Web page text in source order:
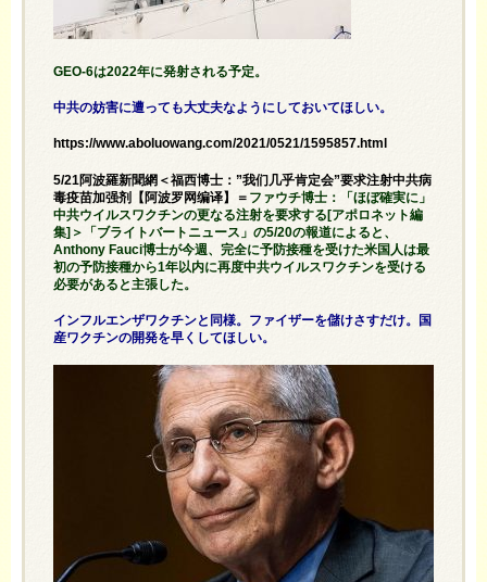
GEO-6は2022年に発射される予定。
中共の妨害に遭っても大丈夫なようにしておいてほしい。
https://www.aboluowang.com/2021/0521/1595857.html
5/21阿波羅新聞網＜福西博士：”我们几乎肯定会”要求注射中共病
毒疫苗加强剂【阿波罗网编译】＝ ファウチ博士：「ほぼ確実に」
中共ウイルスワクチンの更なる注射を要求する[アポロネット編
集]＞「ブライトバートニュース」の5/20の報道によると、
Anthony Fauci博士が今週、完全に予防接種を受けた米国人は最
初の予防接種から1年以内に再度中共ウイルスワクチンを受ける
必要があると主張した。
インフルエンザワクチンと同様。ファイザーを儲けさすだけ。国
産ワクチンの開発を早くしてほしい。